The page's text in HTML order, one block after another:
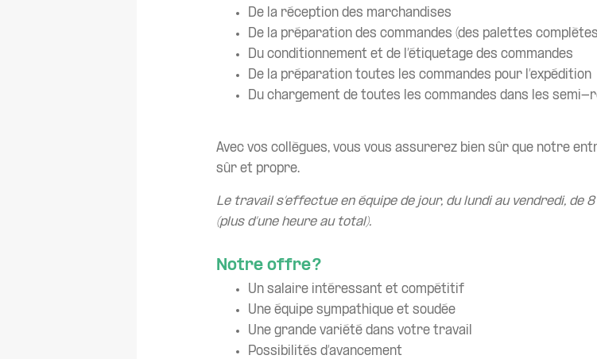
De la réception des marchandises
De la préparation des commandes (des palettes
Du conditionnement et de l’étiquetage des commandes
De la préparation toutes les commandes pour l’expédition
Du chargement de toutes les commandes dans les semi-
Avec vos collègues, vous vous assurerez bien sûr que notre
sûr et propre.
Le travail s’effectue en équipe de jour, du lundi au vendredi, de
(plus d’une heure au total).
Notre offre ?
Un salaire intéressant et compétitif
Une équipe sympathique et soudée
Une grande variété dans votre travail
Possibilités d’avancement